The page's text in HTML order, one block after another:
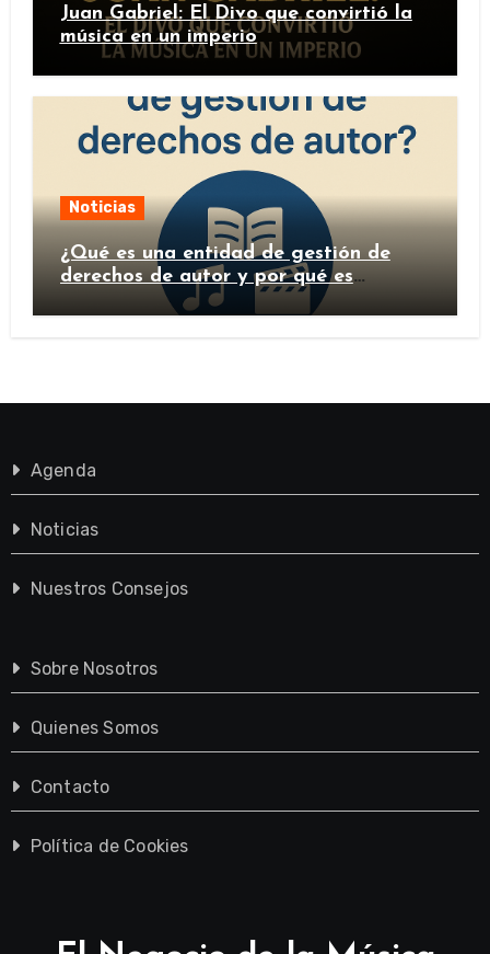
Juan Gabriel: El Divo que convirtió la
música en un imperio
Noticias
¿Qué es una entidad de gestión de
derechos de autor y por qué es
importante?
Agenda
Noticias
Nuestros Consejos
Sobre Nosotros
Quienes Somos
Contacto
Política de Cookies